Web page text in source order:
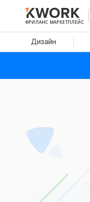
ФРИЛАНС МАРКЕТПЛЕЙС
Дизайн